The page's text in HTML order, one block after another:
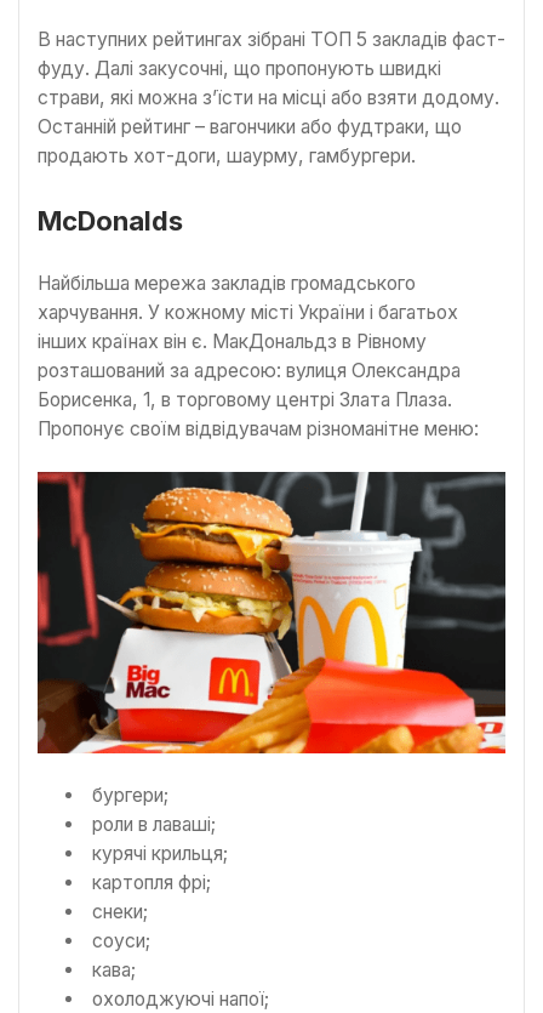
В наступних рейтингах зібрані ТОП 5 закладів фаст-
фуду. Далі закусочні, що пропонують швидкі
страви, які можна з’їсти на місці або взяти додому.
Останній рейтинг – вагончики або фудтраки, що
продають хот-доги, шаурму, гамбургери.
McDonalds
Найбільша мережа закладів громадського
харчування. У кожному місті України і багатьох
інших країнах він є. МакДональдз в Рівному
розташований за адресою: вулиця Олександра
Борисенка, 1, в торговому центрі Злата Плаза.
Пропонує своїм відвідувачам різноманітне меню:
бургери;
роли в лаваші;
курячі крильця;
картопля фрі;
снеки;
соуси;
кава;
охолоджуючі напої;